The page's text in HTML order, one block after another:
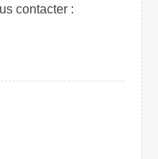
contacter :